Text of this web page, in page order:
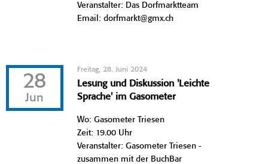
Veranstalter: Das Dorfmarktteam
Email: dorfmarkt@gmx.ch
28
Jun
Freitag, 28. Juni 2024
Lesung und Diskussion 'Leichte
Sprache' im Gasometer
Wo: Gasometer Triesen
Zeit: 19.00 Uhr
Veranstalter: Gasometer Triesen -
zusammen mit der BuchBar